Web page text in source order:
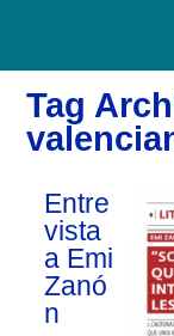
Tag
Entre
vista
a Emi
Zanó
n